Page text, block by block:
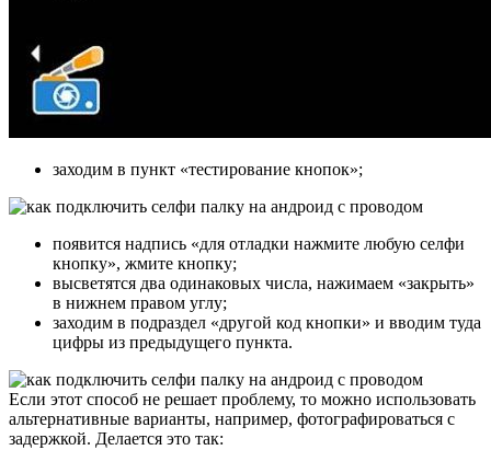
заходим в пункт «тестирование кнопок»;
появится надпись «для отладки нажмите любую селфи
кнопку», жмите кнопку;
высветятся два одинаковых числа, нажимаем «закрыть»
в нижнем правом углу;
заходим в подраздел «другой код кнопки» и вводим туда
цифры из предыдущего пункта.
Если этот способ не решает проблему, то можно использовать
альтернативные варианты, например, фотографироваться с
задержкой. Делается это так: